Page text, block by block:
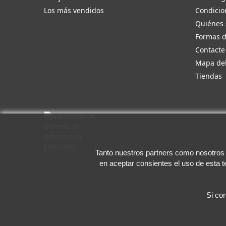
Los más vendidos
Quiénes
Formas
Mapa
Tiendas
Tanto nuestros partners como
en aceptar consientes el uso de esta
Si